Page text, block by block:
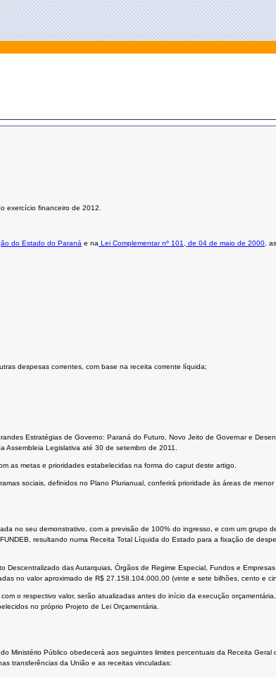
exercício financeiro de 2012.
do Estado do Paraná e na Lei Complementar nº 101, de 04 de maio de 2000,
despesas correntes, com base na receita corrente líquida;
Estratégias de Governo: Paraná do Futuro, Novo Jeito de Governar e
Assembleia Legislativa até 30 de setembro de 2011.
as metas e prioridades estabelecidas na forma do caput deste artigo.
sociais, definidos no Plano Plurianual, conferirá prioridade às áreas de
no seu demonstrativo, com a previsão de 100% do ingresso, e com um
resultando numa Receita Total Líquida do Estado para a fixação de
Descentralizado das Autarquias, Órgãos de Regime Especial, Fundos e
no valor aproximado de R$ 27.158.104.000,00 (vinte e sete bilhões, cento e
o respectivo valor, serão atualizadas antes do início da execução
no próprio Projeto de Lei Orçamentária.
Ministério Público obedecerá aos seguintes limites percentuais da Receita
transferências da União e as receitas vinculadas: